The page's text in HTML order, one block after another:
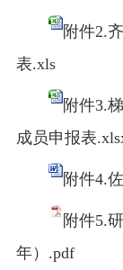
附件2.
表.xls
附件3.
成员申报表
附件4.
附件5.
年）.pdf